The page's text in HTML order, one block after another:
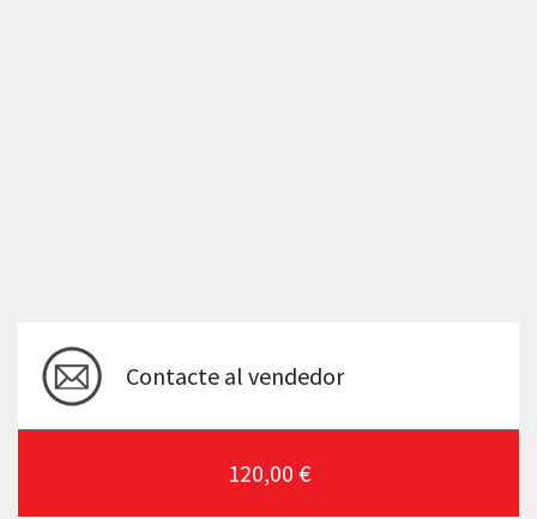
Contacte al vendedor
120,00 €